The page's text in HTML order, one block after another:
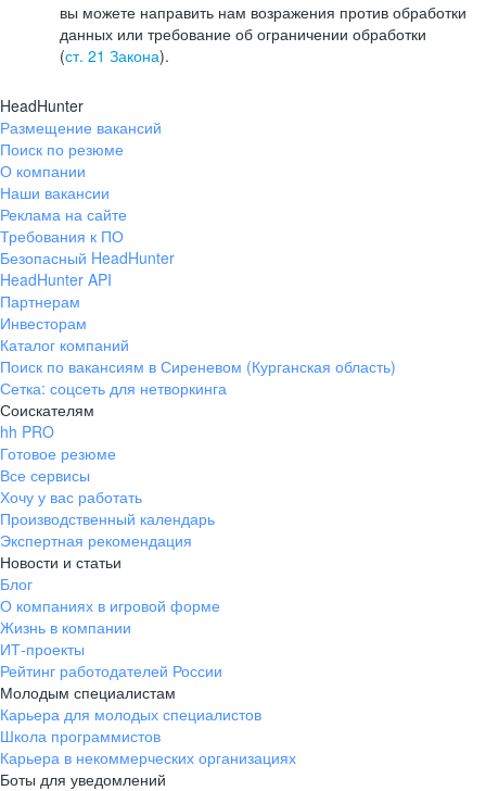
вы можете направить нам возражения против обработки
данных или требование об ограничении обработки
(ст. 21 Закона).
HeadHunter
Размещение вакансий
Поиск по резюме
О компании
Наши вакансии
Реклама на сайте
Требования к ПО
Безопасный HeadHunter
HeadHunter API
Партнерам
Инвесторам
Каталог компаний
Поиск по вакансиям в Сиреневом (Курганская область)
Сетка: соцсеть для нетворкинга
Соискателям
hh PRO
Готовое резюме
Все сервисы
Хочу у вас работать
Производственный календарь
Экспертная рекомендация
Новости и статьи
Блог
О компаниях в игровой форме
Жизнь в компании
ИТ-проекты
Рейтинг работодателей России
Молодым специалистам
Карьера для молодых специалистов
Школа программистов
Карьера в некоммерческих организациях
Боты для уведомлений